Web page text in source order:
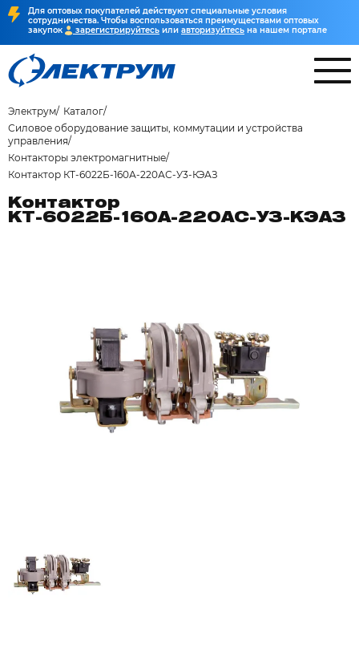
Для оптовых покупателей действуют специальные условия
сотрудничества. Чтобы воспользоваться преимуществами оптовых
закупок
зарегистрируйтесь или авторизуйтесь на нашем портале
Электрум
Каталог
Силовое оборудование защиты, коммутации и устройства
управления
Контакторы электромагнитные
Контактор КТ-6022Б-160А-220АС-У3-КЭАЗ
Контактор
КТ-6022Б-160А-220АС-У3-КЭАЗ